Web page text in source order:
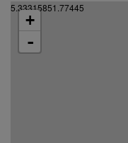
5.33315851.77445
+
-